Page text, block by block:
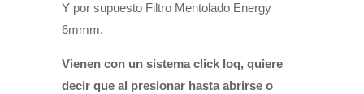
Y por supuesto Filtro Mentolado Energy
6mmm.
Vienen con un sistema click loq, quiere
decir que al presionar hasta abrirse o